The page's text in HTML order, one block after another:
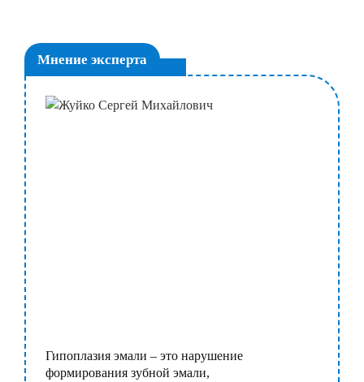
Мнение эксперта
Гипоплазия эмали – это нарушение
формирования зубной эмали,